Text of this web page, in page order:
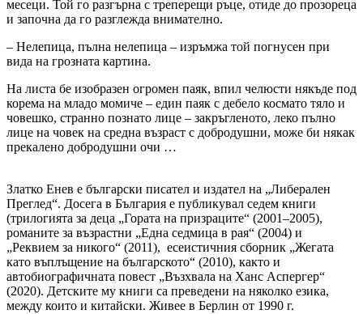
месеци. Той го разгърна с треперещи ръце, отиде до прозореца
и започна да го разглежда внимателно.
– Нелепица, пълна нелепица – изръмжа той погнусен при
вида на грозната картина.
На листа бе изобразен огромен паяк, впил челюсти някъде под
корема на младо момиче – един паяк с дебело космато тяло и
човешко, странно познато лице – закръгленото, леко пълно
лице на човек на средна възраст с добродушни, може би някак
прекалено добродушни очи …
Златко Енев е български писател и издател на „Либерален
Преглед“. Досега в България е публикувал седем книги
(трилогията за деца „Гората на призраците“ (2001–2005),
романите за възрастни „Една седмица в рая“ (2004) и
„Реквием за никого“ (2011), есеистичния сборник „Жегата
като въплъщение на българското“ (2010), както и
автобиографичната повест „Възхвала на Ханс Аспергер“
(2020). Детските му книги са преведени на няколко езика,
между които и китайски. Живее в Берлин от 1990 г.